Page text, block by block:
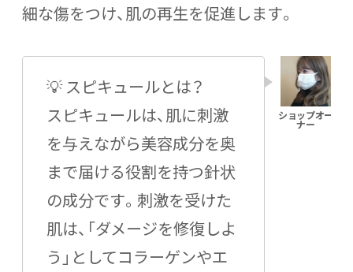
細な傷をつけ、肌の再生を促進します。
💡 スピキュールとは？
スピキュールは、肌に刺激
を与えながら美容成分を奥
まで届ける役割を持つ針状
の成分です。刺激を受けた
肌は、「ダメージを修復しよ
う」としてコラーゲンやエ